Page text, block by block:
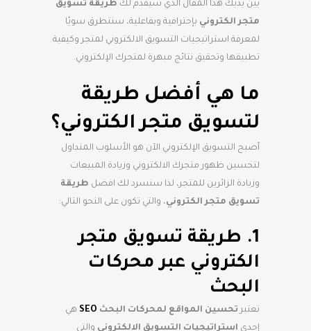
بين يديك هذا المقال الذي سيقدم لك طريقة تسويق
متجر الكتروني بإحترافية وبفاعلية، سنتطرق سويًا
لمعرفة استراتيجيات التسويق الالكتروني لمتجر وكيفية
تطبيقها وتحقيق نتائج مبهرة لمتجرك الإلكتروني.
ما هي أفضل طريقة
لتسويق متجر الكتروني؟
أصبح التسويق الإلكتروني الآن هو الأسلوب المتداول
لتحسين ظهور متجرك الالكتروني وزيادة المبيعات
وزيادة الزائرين للمتجر، لذا سنسرد لك افضل طريقة
تسويق متجر الكتروني، والتي تكون على النحو التالي:
1. طريقة تسويق متجر
الكتروني عبر محركات
البحث
تعتبر تحسين المواقع لمحركات البحث
هي
إحدى استراتيجيات التسويق الالكتروني والتي